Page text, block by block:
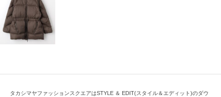
タカシマヤファッションスクエアはSTYLE ＆ EDIT(スタイル＆エディット)のダウ